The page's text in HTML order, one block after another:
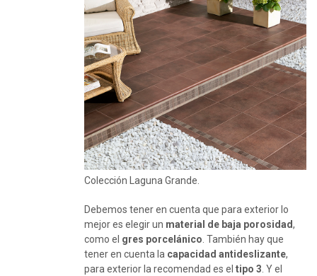
Colección Laguna Grande.
Debemos tener en cuenta que para exterior lo
mejor es elegir un material de baja porosidad,
como el gres porcelánico. También hay que
tener en cuenta la capacidad antideslizante,
para exterior la recomendad es el tipo 3. Y el